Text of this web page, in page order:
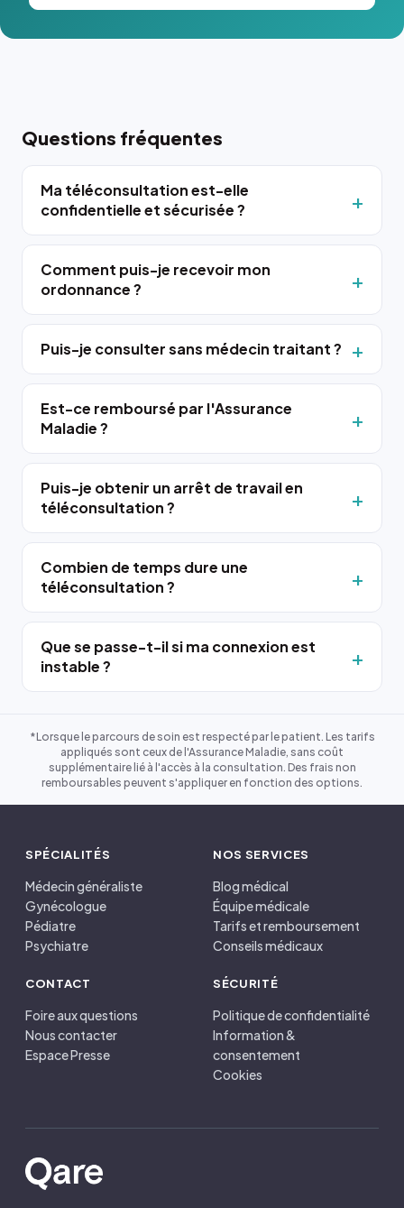
Questions fréquentes
Ma téléconsultation est-elle
confidentielle et sécurisée ?
Comment puis-je recevoir mon
ordonnance ?
Puis-je consulter sans médecin traitant ?
Est-ce remboursé par l'Assurance
Maladie ?
Puis-je obtenir un arrêt de travail en
téléconsultation ?
Combien de temps dure une
téléconsultation ?
Que se passe-t-il si ma connexion est
instable ?
*Lorsque le parcours de soin est respecté par le patient. Les tarifs
appliqués sont ceux de l'Assurance Maladie, sans coût
supplémentaire lié à l'accès à la consultation. Des frais non
remboursables peuvent s'appliquer en fonction des options.
SPÉCIALITÉS
Médecin généraliste
Gynécologue
Pédiatre
Psychiatre
NOS SERVICES
Blog médical
Équipe médicale
Tarifs et remboursement
Conseils médicaux
CONTACT
Foire aux questions
Nous contacter
Espace Presse
SÉCURITÉ
Politique de confidentialité
Information &
consentement
Cookies